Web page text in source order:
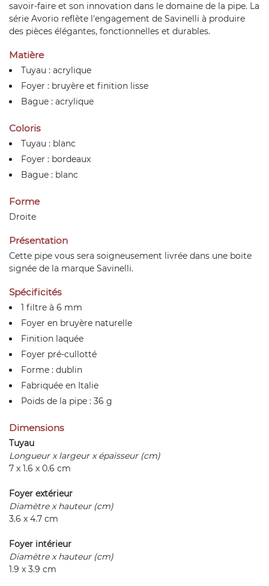
savoir-faire et son innovation dans le domaine de la pipe. La
série Avorio reflète l'engagement de Savinelli à produire
des pièces élégantes, fonctionnelles et durables.
Matière
Tuyau : acrylique
Foyer : bruyère et finition lisse
Bague : acrylique
Coloris
Tuyau : blanc
Foyer : bordeaux
Bague : blanc
Forme
Droite
Présentation
Cette pipe vous sera soigneusement livrée dans une boite
signée de la marque Savinelli.
Spécificités
1 filtre à 6 mm
Foyer en bruyère naturelle
Finition laquée
Foyer pré-cullotté
Forme : dublin
Fabriquée en Italie
Poids de la pipe : 36 g
Dimensions
Tuyau
Longueur x largeur x épaisseur (cm)
7 x 1.6 x 0.6 cm
Foyer extérieur
Diamètre x hauteur (cm)
3.6 x 4.7 cm
Foyer intérieur
Diamètre x hauteur (cm)
1.9 x 3.9 cm